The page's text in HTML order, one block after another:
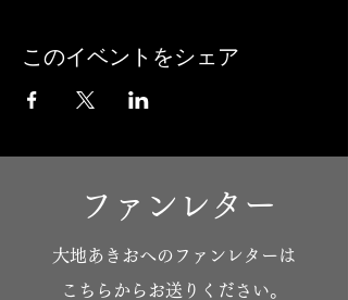
このイベントをシェア
ファンレター
​大地あきおへのファンレターは
こちらからお送りください。